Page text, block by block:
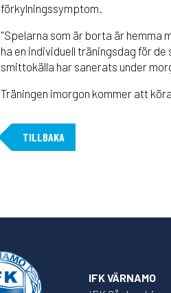
förkylningssymptom.
"Spelarna som är borta är hemma
ha en individuell träningsdag för
smittokälla har sanerats under
Träningen imorgon kommer att
TILLBAKA
IFK VÄRNAMO